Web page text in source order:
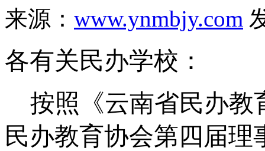
来源： www.ynmbjy.com
各有关民办学校：
按照《云南省民办教
民办教育协会第四届